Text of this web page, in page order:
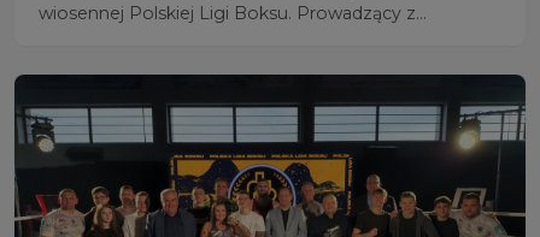
wiosennej Polskiej Ligi Boksu. Prowadzący z